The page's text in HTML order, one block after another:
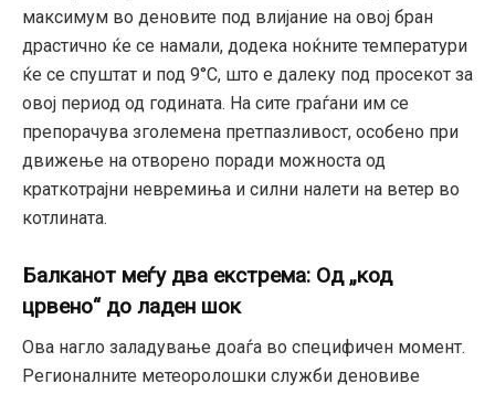
максимум во деновите под влијание на овој бран
драстично ќе се намали, додека ноќните температури
ќе се спуштат и под 9°C, што е далеку под просекот за
овој период од годината. На сите граѓани им се
препорачува зголемена претпазливост, особено при
движење на отворено поради можноста од
краткотрајни невремиња и силни налети на ветер во
котлината.
Балканот меѓу два екстрема: Од „код
црвено“ до ладен шок
Ова нагло заладување доаѓа во специфичен момент.
Регионалните метеоролошки служби деновиве